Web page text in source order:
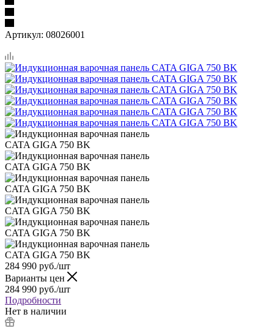
Артикул: 08026001
284 990 руб./шт
Варианты цен
284 990 руб./шт
Подробности
Нет в наличии